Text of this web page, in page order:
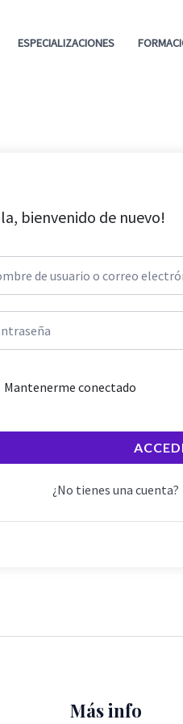
ESPECIALIZACIONES
bienvenido de nuevo!
Mantenerme conectado
¿No tienes una cuenta?
Más info